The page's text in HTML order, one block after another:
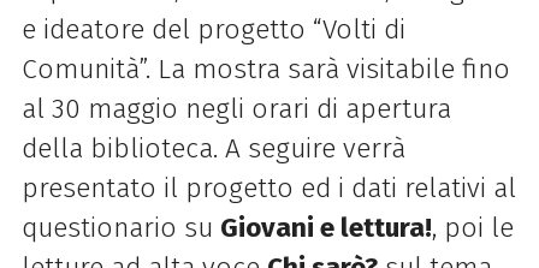
e ideatore del progetto “Volti di
Comunità”. La mostra sarà visitabile fino
al 30 maggio negli orari di apertura
della biblioteca. A seguire verrà
presentato il progetto ed i dati relativi al
questionario su Giovani e lettura!, poi le